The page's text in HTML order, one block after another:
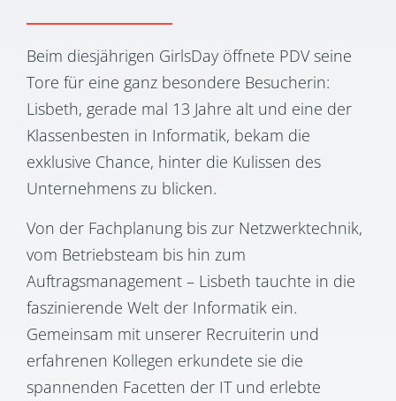
Beim diesjährigen GirlsDay öffnete PDV seine
Tore für eine ganz besondere Besucherin:
Lisbeth, gerade mal 13 Jahre alt und eine der
Klassenbesten in Informatik, bekam die
exklusive Chance, hinter die Kulissen des
Unternehmens zu blicken.
Von der Fachplanung bis zur Netzwerktechnik,
vom Betriebsteam bis hin zum
Auftragsmanagement – Lisbeth tauchte in die
faszinierende Welt der Informatik ein.
Gemeinsam mit unserer Recruiterin und
erfahrenen Kollegen erkundete sie die
spannenden Facetten der IT und erlebte